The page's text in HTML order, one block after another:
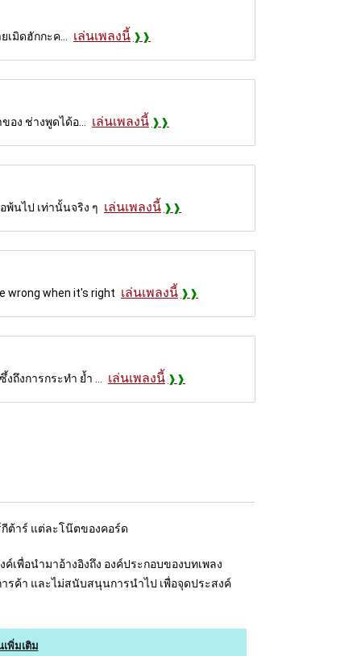
มิดฮักกะค... เล่นเพลงนี้
ง ช่างพูดได้อ... เล่นเพลงนี้
พ้นไป เท่านั้นจริง ๆ เล่นเพลงนี้
wrong when it's right เล่นเพลงนี้
งการกระทำ ย้ำ ... เล่นเพลงนี้
กีต้าร์ แต่ละโน๊ตของคอร์ด
เพื่อนำมาอ้างอิงถึง องค์ประกอบของบทเพลง
รค้า และไม่สนับสนุนการนำไป เพื่อจุดประสงค์
เพิ่มเติม